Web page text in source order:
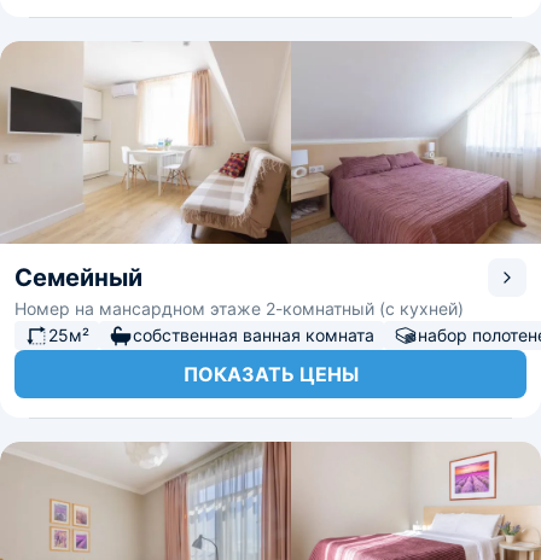
Семейный
Номер на мансардном этаже 2-комнатный (с кухней)
25м²
собственная ванная комната набор
ПОКАЗАТЬ ЦЕНЫ